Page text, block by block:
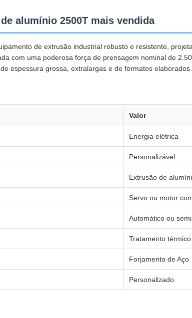
alumínio 2500T mais vendida
de extrusão industrial robusto e resistente,
com uma poderosa força de prensagem nominal de
espessura grossa, extralargas e de formatos elaborados.
Valor
Energia elétrica
Personalizável
Extrusão de
Servo ou motor
Automático ou
Tratamento térmico
Forjamento de Aço
Personalizado